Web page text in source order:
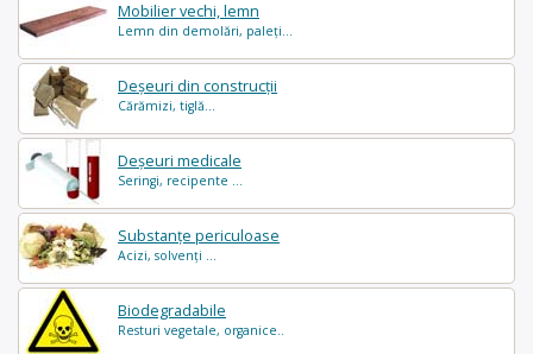
Mobilier vechi, lemn
Lemn din demolări, paleți...
Deșeuri din construcții
Cărămizi, tiglă...
Deșeuri medicale
Seringi, recipente ...
Substanțe periculoase
Acizi, solvenți ...
Biodegradabile
Resturi vegetale, organice..